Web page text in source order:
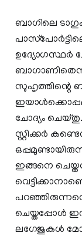
ബാഗിലെ
ഉദ്യോഗസ്ഥര്‍
സുഹൃത്തിന്റെ
ചോദ്യം
സ്റ്റിക്കര്‍
ഇങ്ങനെ
ചെയ്തപ്പോള്‍
ലഗേജുകള്‍